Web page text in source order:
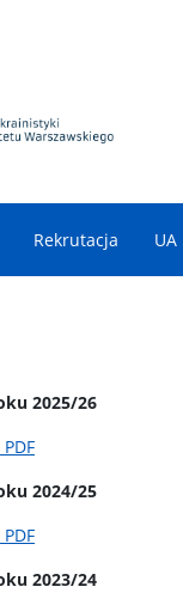
Rekrutacja UA
2025/26
2024/25
2023/24